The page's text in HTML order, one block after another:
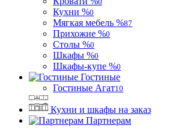
Кухни %0
Мягкая мебель %87
Прихожие %0
Столы %0
Шкафы %0
Шкафы-купе %0
Гостиные
Гостиные Агат10
Кухни и шкафы на заказ
Партнерам